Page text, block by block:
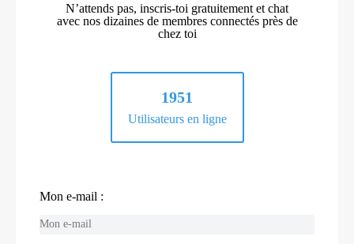
N’attends pas, inscris-toi gratuitement et chat
avec nos dizaines de membres connectés près de
chez toi
1951
Utilisateurs en ligne
Mon e-mail :